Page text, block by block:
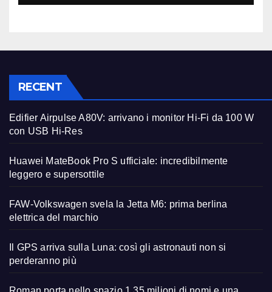
RECENT
Edifier Airpulse A80V: arrivano i monitor Hi-Fi da 100 W
con USB Hi-Res
Huawei MateBook Pro S ufficiale: incredibilmente
leggero e supersottile
FAW-Volkswagen svela la Jetta M6: prima berlina
elettrica del marchio
Il GPS arriva sulla Luna: così gli astronauti non si
perderanno più